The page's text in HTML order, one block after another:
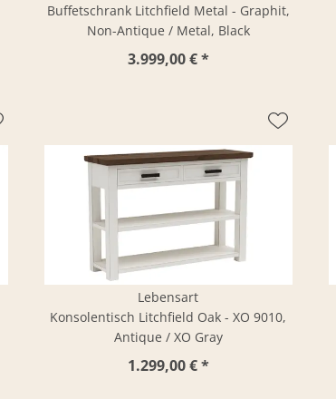
Buffetschrank Litchfield Metal - Graphit,
Non-Antique / Metal, Black
3.999,00 € *
Lebensart
Konsolentisch Litchfield Oak - XO 9010,
Antique / XO Gray
1.299,00 € *